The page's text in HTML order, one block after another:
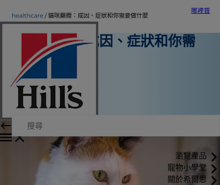
哪裡買
瀏覽產品
寵物小學堂
關於希爾思
healthcare 貓咪癲癇：成因、症狀和你需要做什麼
貓咪癲癇：成因、症狀和你需
要做什麼
寵物保健
Sarah Wooten 博士
2019年12月5日